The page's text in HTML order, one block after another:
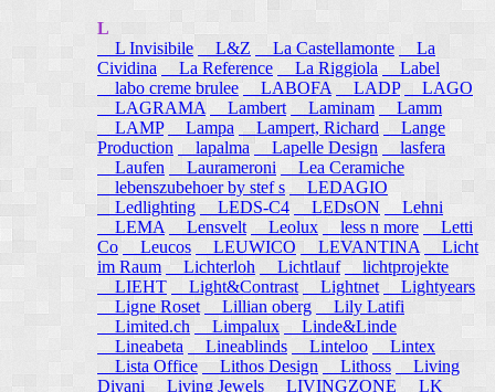
L
L Invisibile
L&Z La Castellamonte
La
Cividina
La Reference La Riggiola
Label
labo creme brulee
LABOFA LADP
LAGO
LAGRAMA
Lambert Laminam
Lamm
LAMP
Lampa Lampert, Richard
Lange
Production
lapalma Lapelle Design
lasfera
Laufen
Laurameroni
Lea Ceramiche
lebenszubehoer by stef s
LEDAGIO
Ledlighting
LEDS-C4 LEDsON
Lehni
LEMA
Lensvelt Leolux less n more
Letti
Co
Leucos LEUWICO LEVANTINA
Licht
im Raum
Lichterloh Lichtlauf lichtprojekte
LIEHT
Light&Contrast Lightnet
Lightyears
Ligne Roset
Lillian oberg
Lily Latifi
Limited.ch
Limpalux
Linde&Linde
Lineabeta
Lineablinds Linteloo
Lintex
Lista Office Lithos Design Lithoss
Living
Divani
Living Jewels LIVINGZONE
LK